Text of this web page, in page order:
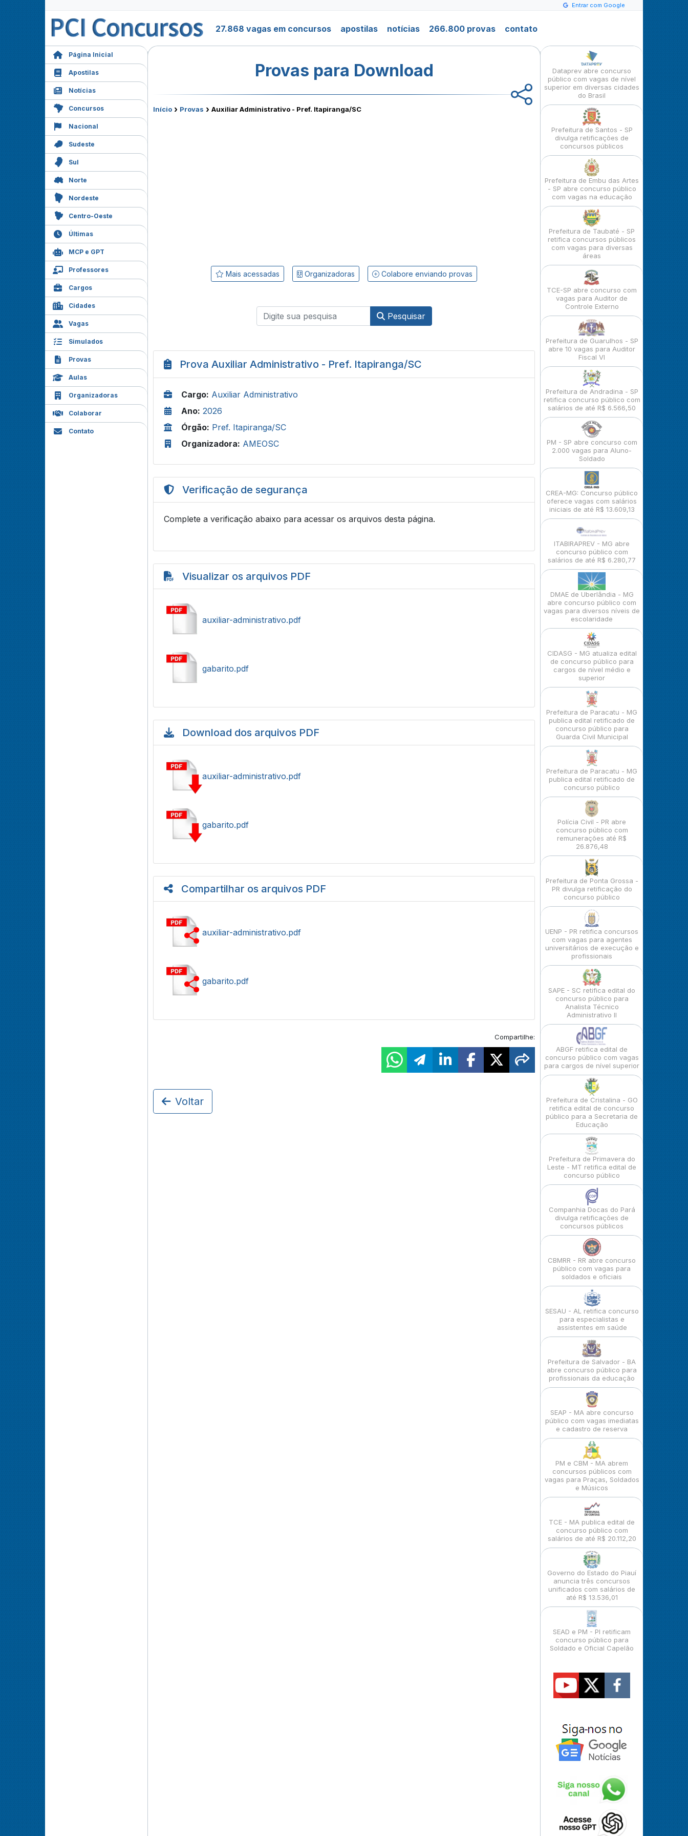
Entrar com Google
27.868 vagas em concursos apostilas notícias 266.800 provas contato
Página Inicial
Apostilas
Notícias
Concursos
Nacional
Sudeste
Sul
Norte
Nordeste
Centro-Oeste
Últimas
MCP e GPT
Professores
Cargos
Cidades
Vagas
Simulados
Provas
Aulas
Organizadoras
Colaborar
Contato
Provas para Download
Início › Provas › Auxiliar Administrativo - Pref. Itapiranga/SC
Mais acessadas Organizadoras Colabore enviando provas
Pesquisar
Prova Auxiliar Administrativo - Pref. Itapiranga/SC
Cargo: Auxiliar Administrativo
Ano: 2026
Órgão: Pref. Itapiranga/SC
Organizadora: AMEOSC
Verificação de segurança
Complete a verificação abaixo para acessar os arquivos desta página.
Visualizar os arquivos PDF
auxiliar-administrativo.pdf
gabarito.pdf
Download dos arquivos PDF
auxiliar-administrativo.pdf
gabarito.pdf
Compartilhar os arquivos PDF
auxiliar-administrativo.pdf
gabarito.pdf
Compartilhe:
Voltar
Dataprev abre concurso
público com vagas de nível
superior em diversas cidades
do Brasil
Prefeitura de Santos - SP
divulga retificações de
concursos públicos
Prefeitura de Embu das Artes
- SP abre concurso público
com vagas na educação
Prefeitura de Taubaté - SP
retifica concursos públicos
com vagas para diversas
áreas
TCE-SP abre concurso com
vagas para Auditor de
Controle Externo
Prefeitura de Guarulhos - SP
abre 10 vagas para Auditor
Fiscal VI
Prefeitura de Andradina - SP
retifica concurso público com
salários de até R$ 6.566,50
PM - SP abre concurso com
2.000 vagas para Aluno-
Soldado
CREA-MG: Concurso público
oferece vagas com salários
iniciais de até R$ 13.609,13
ITABIRAPREV - MG abre
concurso público com
salários de até R$ 6.280,77
DMAE de Uberlândia - MG
abre concurso público com
vagas para diversos níveis de
escolaridade
CIDASG - MG atualiza edital
de concurso público para
cargos de nível médio e
superior
Prefeitura de Paracatu - MG
publica edital retificado de
concurso público para
Guarda Civil Municipal
Prefeitura de Paracatu - MG
publica edital retificado de
concurso público
Polícia Civil - PR abre
concurso público com
remunerações até R$
26.876,48
Prefeitura de Ponta Grossa -
PR divulga retificação do
concurso público
UENP - PR retifica concursos
com vagas para agentes
universitários de execução e
profissionais
SAPE - SC retifica edital do
concurso público para
Analista Técnico
Administrativo II
ABGF retifica edital de
concurso público com vagas
para cargos de nível superior
Prefeitura de Cristalina - GO
retifica edital de concurso
público para a Secretaria de
Educação
Prefeitura de Primavera do
Leste - MT retifica edital de
concurso público
Companhia Docas do Pará
divulga retificações de
concursos públicos
CBMRR - RR abre concurso
público com vagas para
soldados e oficiais
SESAU - AL retifica concurso
para especialistas e
assistentes em saúde
Prefeitura de Salvador - BA
abre concurso público para
profissionais da educação
SEAP - MA abre concurso
público com vagas imediatas
e cadastro de reserva
PM e CBM - MA abrem
concursos públicos com
vagas para Praças, Soldados
e Músicos
TCE - MA publica edital de
concurso público com
salários de até R$ 20.112,20
Governo do Estado do Piauí
anuncia três concursos
unificados com salários de
até R$ 13.536,01
SEAD e PM - PI retificam
concurso público para
Soldado e Oficial Capelão